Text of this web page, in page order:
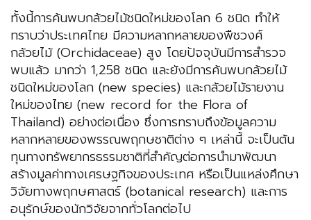
ทั้งนี้การค้นพบกล้วยไม้ชนิดใหม่ของโลก 6 ชนิด ทำให้
ทราบว่าประเทศไทย มีความหลากหลายของพืชวงศ์
กล้วยไม้ (Orchidaceae) สูง โดยปัจจุบันมีการสำรวจ
พบแล้ว มากว่า 1,258 ชนิด และยังมีการค้นพบกล้วยไม้
ชนิดใหม่ของโลก (new species) และกล้วยไม้รายงาน
ใหม่ของไทย (new record for the Flora of
Thailand) อย่างต่อเนื่อง ซึ่งการทราบถึงข้อมูลความ
หลากหลายของพรรณพฤกษชาติต่าง ๆ เหล่านี้ จะเป็นต้น
ทุนทางทรัพยากรธรรมชาติที่สำคัญต่อการนำมาพัฒนา
สร้างมูลค่าทางเศรษฐกิจของประเทศ หรือเป็นแหล่งศึกษา
วิจัยทางพฤกษศาสตร์ (botanical research) และการ
อนุรักษ์ของนักวิจัยจากทั่วโลกต่อไป